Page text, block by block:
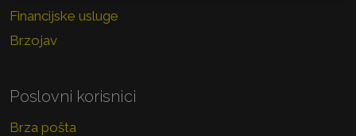
Financijske usluge
Brzojav
Poslovni korisnici
Brza pošta